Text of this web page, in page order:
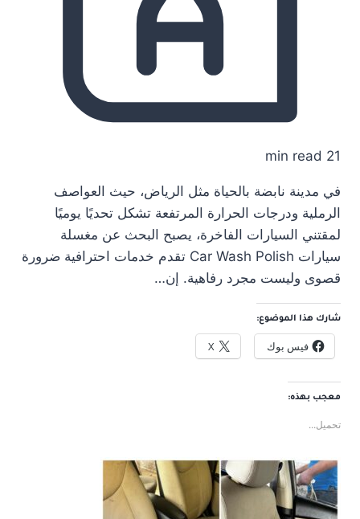
21 min read
في مدينة نابضة بالحياة مثل الرياض، حيث العواصف
الرملية ودرجات الحرارة المرتفعة تشكل تحديًا يوميًا
لمقتني السيارات الفاخرة، يصبح البحث عن مغسلة
سيارات Car Wash Polish تقدم خدمات احترافية ضرورة
قصوى وليست مجرد رفاهية. إن…
شارك هذا الموضوع:
فيس بوك X
معجب بهذه:
تحميل...